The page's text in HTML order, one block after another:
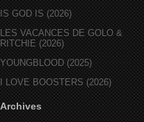
IS GOD IS (2026)
LES VACANCES DE GOLO &
RITCHIE (2026)
YOUNGBLOOD (2025)
I LOVE BOOSTERS (2026)
Archives